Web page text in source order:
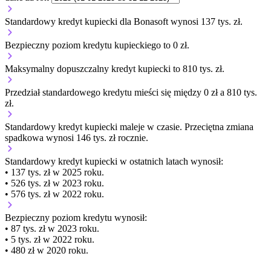
Standardowy kredyt kupiecki dla Bonasoft wynosi 137 tys. zł.
Bezpieczny poziom kredytu kupieckiego to 0 zł.
Maksymalny dopuszczalny kredyt kupiecki to 810 tys. zł.
Przedział standardowego kredytu mieści się między 0 zł a 810 tys.
zł.
Standardowy kredyt kupiecki maleje w czasie. Przeciętna zmiana
spadkowa wynosi 146 tys. zł rocznie.
Standardowy kredyt kupiecki w ostatnich latach wynosił:
• 137 tys. zł w 2025 roku.
• 526 tys. zł w 2023 roku.
• 576 tys. zł w 2022 roku.
Bezpieczny poziom kredytu wynosił:
• 87 tys. zł w 2023 roku.
• 5 tys. zł w 2022 roku.
• 480 zł w 2020 roku.